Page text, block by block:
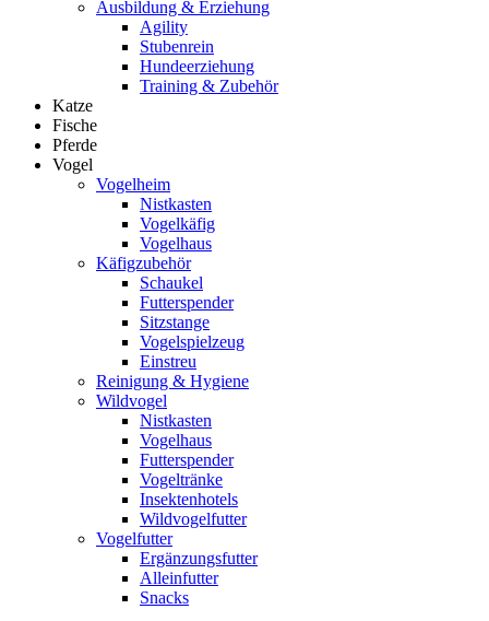
Ausbildung & Erziehung
Agility
Stubenrein
Hundeerziehung
Training & Zubehör
Katze
Fische
Pferde
Vogel
Vogelheim
Nistkasten
Vogelkäfig
Vogelhaus
Käfigzubehör
Schaukel
Futterspender
Sitzstange
Vogelspielzeug
Einstreu
Reinigung & Hygiene
Wildvogel
Nistkasten
Vogelhaus
Futterspender
Vogeltränke
Insektenhotels
Wildvogelfutter
Vogelfutter
Ergänzungsfutter
Alleinfutter
Snacks